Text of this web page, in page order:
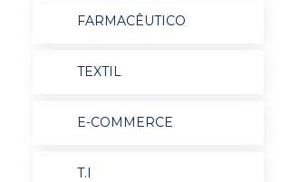
FARMACÊUTICO
TEXTIL
E-COMMERCE
T.I